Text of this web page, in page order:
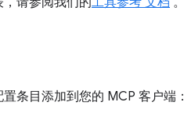
条目添加到您的 MCP 客户端：